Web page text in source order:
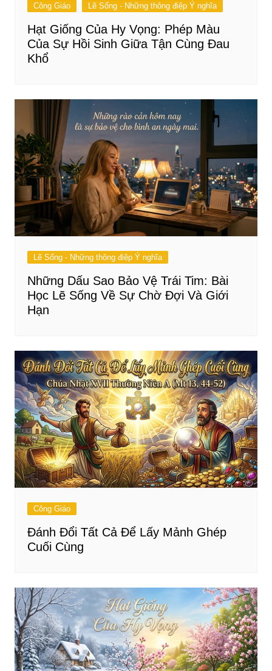
Công Giáo Lẽ Sống - Những thông điệp Ý nghĩa
Hạt Giống Của Hy Vọng: Phép Màu
Của Sự Hồi Sinh Giữa Tận Cùng Đau
Khổ
Lẽ Sống - Những thông điệp Ý nghĩa
Những Dấu Sao Bảo Vệ Trái Tim: Bài
Học Lẽ Sống Về Sự Chờ Đợi Và Giới
Hạn
Công Giáo
Đánh Đổi Tất Cả Để Lấy Mảnh Ghép
Cuối Cùng